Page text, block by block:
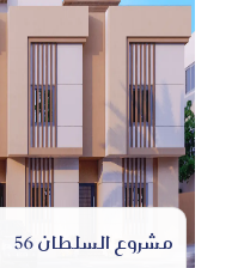
مشروع السلطان 56